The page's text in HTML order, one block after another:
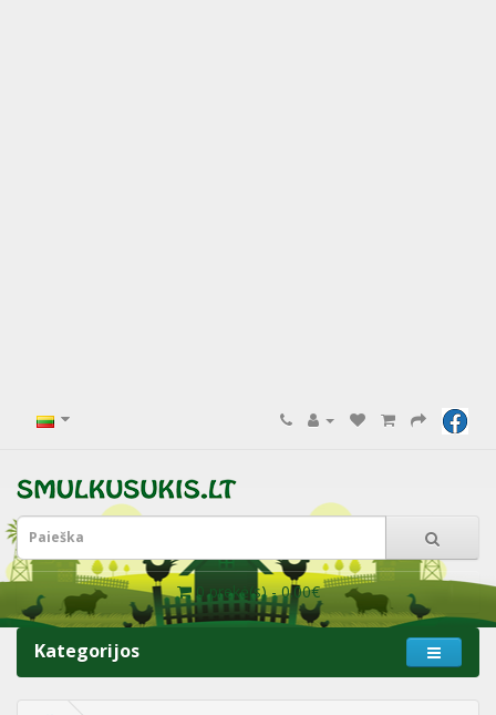
0 prekė(s) - 0.00€
Kategorijos